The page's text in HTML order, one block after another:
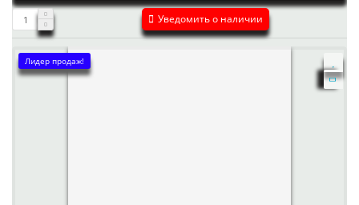
Уведомить о наличии
Лидер продаж!